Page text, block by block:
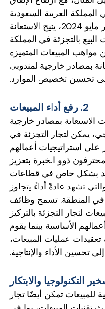
المملكة العربية السعودية
في شهر مايو 2024، يتيح الاستعانة
بالتجزئة في المملكة
مواهب المبيعات المتميزة
بمصادر خارجية لمندوبي
تحسين تخصيص الموارد.
2. رفع أداء المبيعات
بمصادر خارجية
يمكن لتجار التجزئة في
على استراتيجيات أعمالهم
ذوو الخبرة بتعزيز
بشكل خاص في قطاعات
تشهد عادةً أداءً يتجاوز
في المنطقة. تسمح وظائف
لتجار التجزئة بالتركيز
الأساسية بينما يقوم
تعقيدات عمليات المبيعات،
تحسين الأداء والإنتاجية.
للمبيعات تمكن أيضًا تجار